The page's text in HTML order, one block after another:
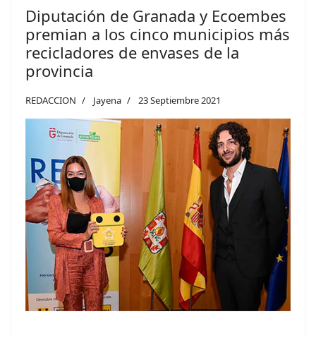
Diputación de Granada y Ecoembes
premian a los cinco municipios más
recicladores de envases de la
provincia
REDACCION Jayena 23 Septiembre 2021